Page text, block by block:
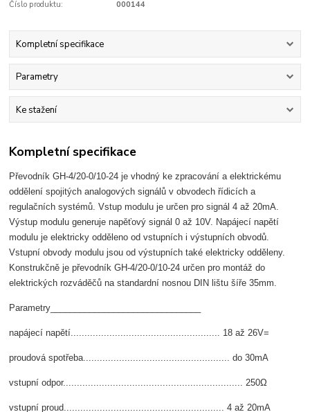
Číslo produktu: 000144
Kompletní specifikace
Parametry
Ke stažení
Kompletní specifikace
Převodník GH-4/20-0/10-24 je vhodný ke zpracování a elektrickému
oddělení spojitých analogových signálů v obvodech řídicích a
regulačních systémů. Vstup modulu je určen pro signál 4 až 20mA.
Výstup modulu generuje napěťový signál 0 až 10V. Napájecí napětí
modulu je elektricky odděleno od vstupních i výstupních obvodů.
Vstupní obvody modulu jsou od výstupních také elektricky odděleny.
Konstrukčně je převodník GH-4/20-0/10-24 určen pro montáž do
elektrických rozváděčů na standardní nosnou DIN lištu šíře 35mm.
Parametry_______________________________
napájecí napětí...................................................... 18 až 26V=
proudová spotřeba..................................................... do 30mA
vstupní odpor................................................................. 250Ω
vstupní proud.......................................................... 4 až 20mA